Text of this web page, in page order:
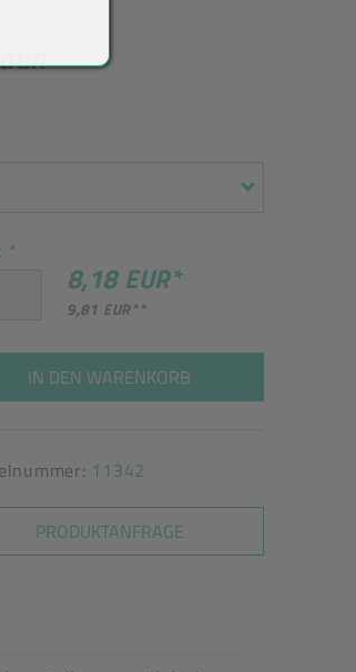
*
8,18 EUR*
9,81 EUR**
IN DEN WARENKORB
11342
PRODUKTANFRAGE